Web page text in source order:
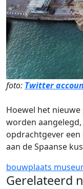
foto: Twitter
Hoewel het
worden
opdrachtgever
aan de Spaanse
bouwplaats
Gerelateerd